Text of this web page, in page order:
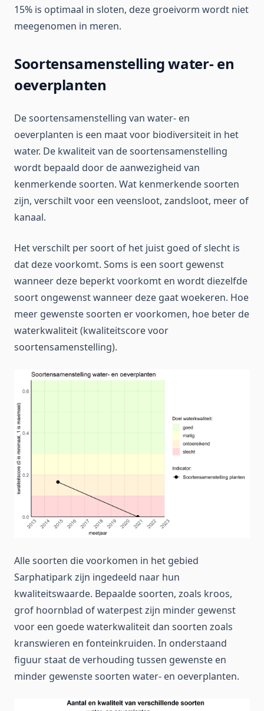
15% is optimaal in sloten, deze groeivorm wordt niet
meegenomen in meren.
Soortensamenstelling water- en
oeverplanten
De soortensamenstelling van water- en
oeverplanten is een maat voor biodiversiteit in het
water. De kwaliteit van de soortensamenstelling
wordt bepaald door de aanwezigheid van
kenmerkende soorten. Wat kenmerkende soorten
zijn, verschilt voor een veensloot, zandsloot, meer of
kanaal.
Het verschilt per soort of het juist goed of slecht is
dat deze voorkomt. Soms is een soort gewenst
wanneer deze beperkt voorkomt en wordt diezelfde
soort ongewenst wanneer deze gaat woekeren. Hoe
meer gewenste soorten er voorkomen, hoe beter de
waterkwaliteit (kwaliteitscore voor
soortensamenstelling).
Alle soorten die voorkomen in het gebied
Sarphatipark zijn ingedeeld naar hun
kwaliteitswaarde. Bepaalde soorten, zoals kroos,
grof hoornblad of waterpest zijn minder gewenst
voor een goede waterkwaliteit dan soorten zoals
kranswieren en fonteinkruiden. In onderstaand
figuur staat de verhouding tussen gewenste en
minder gewenste soorten water- en oeverplanten.